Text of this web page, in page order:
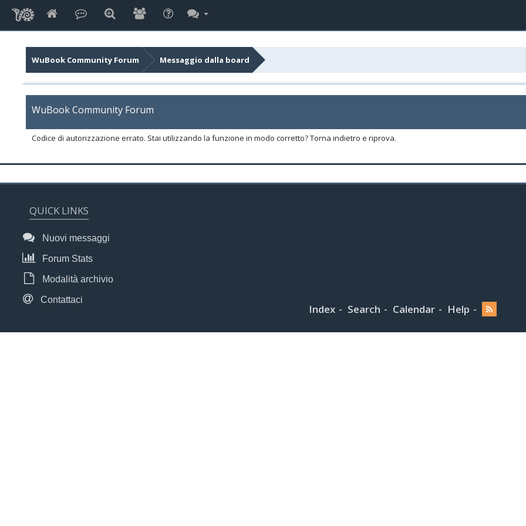
WuBook Community Forum Messaggio dalla board
WuBook Community Forum
Codice di autorizzazione errato. Stai utilizzando la funzione in modo corretto? Torna indietro e riprova.
QUICK LINKS
Nuovi messaggi
Forum Stats
Modalità archivio
Contattaci
Index Search Calendar Help